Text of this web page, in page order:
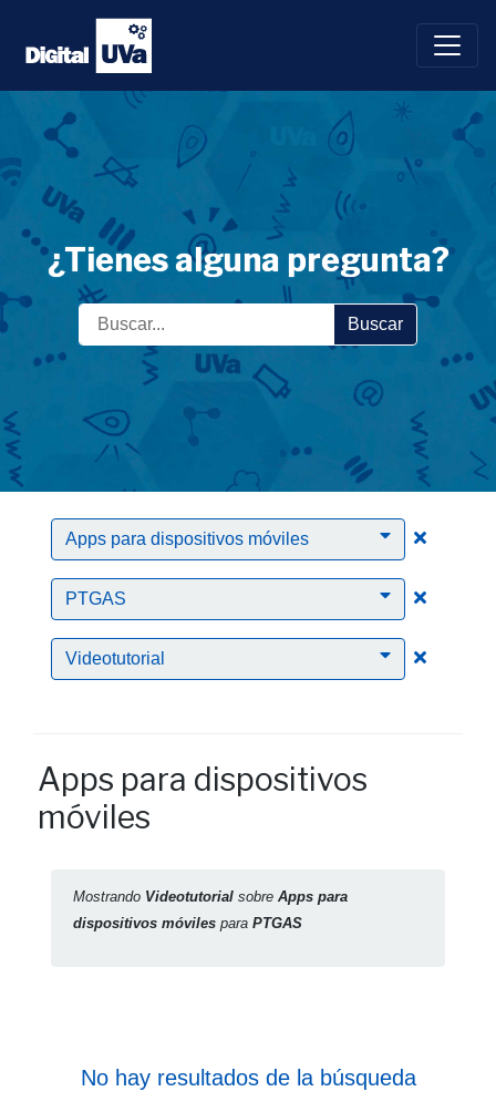
Saltar
contenido
¿Tienes alguna pregunta?
Buscar
Apps para dispositivos móviles Clic
PTGAS Clic
Videotutorial Clic
Apps para dispositivos
móviles
Mostrando Videotutorial sobre Apps para
dispositivos móviles para PTGAS
No hay resultados de la búsqueda